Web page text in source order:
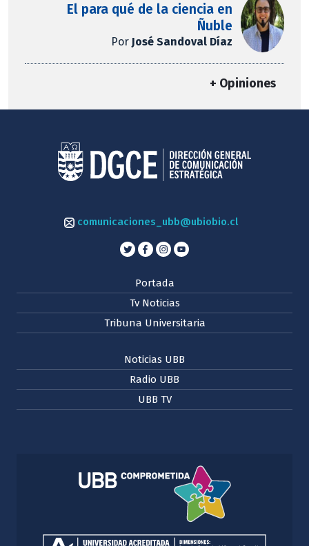
El para qué de la ciencia en
Ñuble
Por José Sandoval Díaz
+ Opiniones
comunicaciones_ubb@ubiobio.cl
Portada
Tv Noticias
Tribuna Universitaria
Noticias UBB
Radio UBB
UBB TV